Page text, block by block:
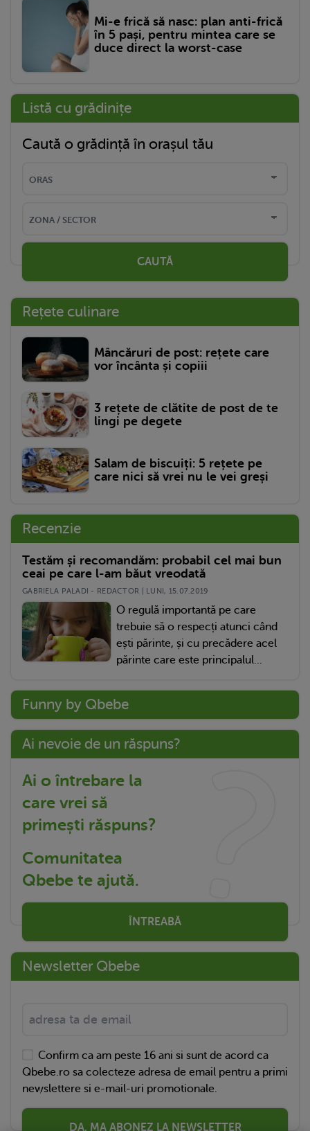
Mi-e frică să nasc: plan anti-frică
în 5 pași, pentru mintea care se
duce direct la worst-case
Listă cu grădinițe
Caută o grădință în orașul tău
CAUTĂ
Rețete culinare
Mâncăruri de post: rețete care
vor încânta și copiii
3 rețete de clătite de post de te
lingi pe degete
Salam de biscuiți: 5 rețete pe
care nici să vrei nu le vei greși
Recenzie
Testăm și recomandăm: probabil cel mai bun
ceai pe care l-am băut vreodată
GABRIELA PALADI - REDACTOR | LUNI, 15.07.2019
O regulă importantă pe care
trebuie să o respecți atunci când
ești părinte, și cu precădere acel
părinte care este principalul...
Funny by Qbebe
Ai nevoie de un răspuns?
Ai o întrebare la
care vrei să
primești răspuns?
Comunitatea
Qbebe te ajută.
ÎNTREABĂ
Newsletter Qbebe
Confirm ca am peste 16 ani si sunt de acord ca
Qbebe.ro sa colecteze adresa de email pentru a primi
newslettere si e-mail-uri promotionale.
DA, MA ABONEZ LA NEWSLETTER